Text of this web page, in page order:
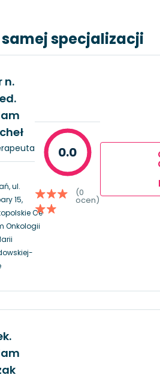
samej specjalizacji
n.
ul.
15,
Ce
Onkologii
0.0
(0
ocen)